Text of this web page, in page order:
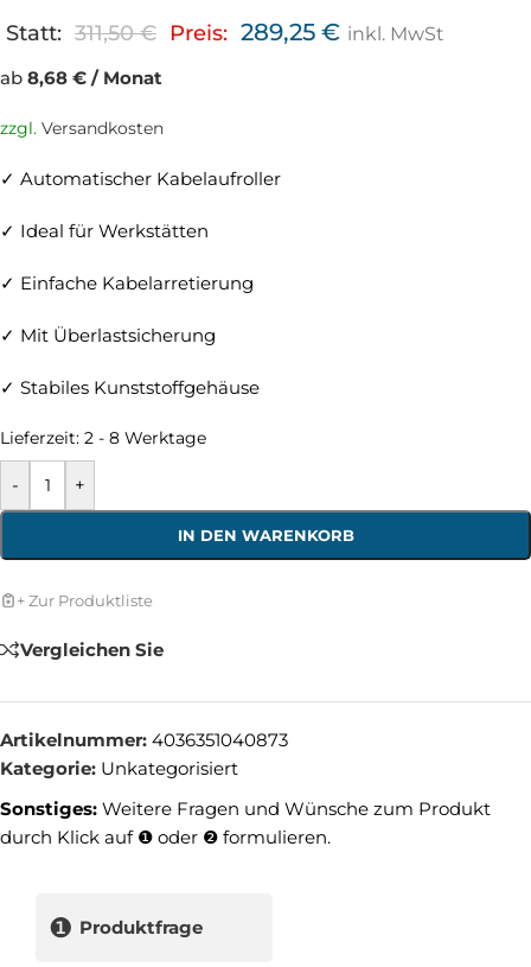
Statt: 311,50€ Preis: 289,25 € inkl. MwSt
ab 8,68 € / Monat
zzgl. Versandkosten
✓ Automatischer Kabelaufroller
✓ Ideal für Werkstätten
✓ Einfache Kabelarretierung
✓ Mit Überlastsicherung
✓ Stabiles Kunststoffgehäuse
Lieferzeit: 2 - 8 Werktage
- +
IN DEN WARENKORB
+ Zur Produktliste
Vergleichen Sie
Artikelnummer: 4036351040873
Kategorie: Unkategorisiert
Sonstiges: Weitere Fragen und Wünsche zum Produkt
durch Klick auf ❶ oder ❷ formulieren.
❶ Produktfrage